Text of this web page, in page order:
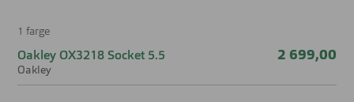
1 farge
Oakley OX3218 Socket 5.5
Oakley
2 699,00